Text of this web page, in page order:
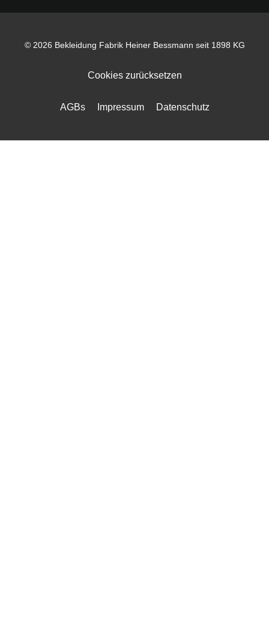
Cookies zurücksetzen
© 2026 Bekleidung Fabrik Heiner Bessmann seit 1898 KG
AGBs Impressum Datenschutz